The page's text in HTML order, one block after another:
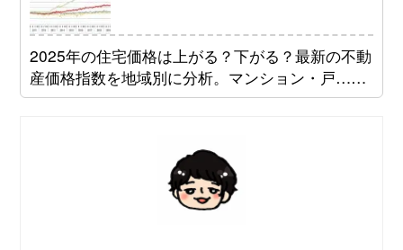
2025年の住宅価格は上がる？下がる？最新の不動
産価格指数を地域別に分析。マンション・戸……